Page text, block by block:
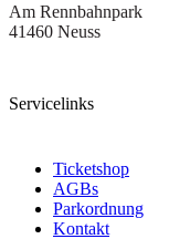
Am Rennbahnpark
41460 Neuss
Servicelinks
Ticketshop
AGBs
Parkordnung
Kontakt